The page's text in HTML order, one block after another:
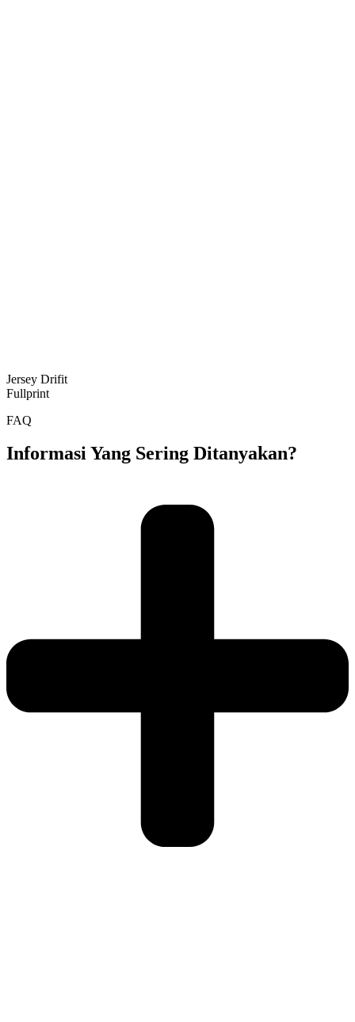
Jersey Drifit
Fullprint
FAQ
Informasi Yang Sering Ditanyakan?